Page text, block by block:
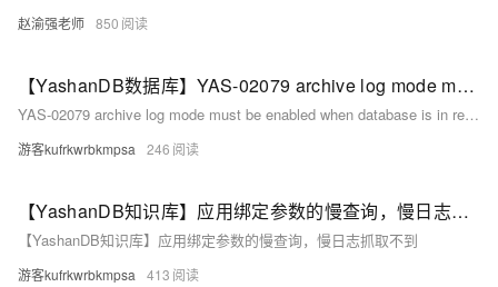
赵渝强老师 850
【YashanDB数据库】YAS-02079 archive log mode must be enabled when database is in replication mode
YAS-02079 archive log mode must be enabled when database is in replication mode
游客kufrkwrbkmpsa 246
【YashanDB知识库】应用绑定参数的慢查询，慢日志抓取不到
【YashanDB知识库】应用绑定参数的慢查询，慢日志抓取不到
游客kufrkwrbkmpsa 413